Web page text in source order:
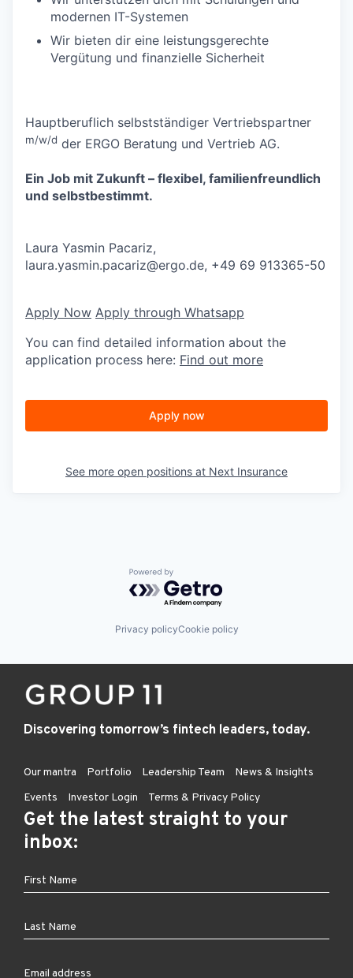
modernen IT-Systemen
Wir bieten dir eine leistungsgerechte
Vergütung und finanzielle Sicherheit
Hauptberuflich selbstständiger Vertriebspartner
m/w/d der ERGO Beratung und Vertrieb AG.
Ein Job mit Zukunft – flexibel, familienfreundlich
und selbstbestimmt.
Laura Yasmin Pacariz,
laura.yasmin.pacariz@ergo.de, +49 69 913365-50
Apply Now Apply through Whatsapp
You can find detailed information about the
application process here: Find out more
Apply now
See more open positions at Next Insurance
Powered by Getro.com
Privacy policyCookie policy
Discovering tomorrow’s fintech leaders, today.
Our mantra Portfolio Leadership Team
News & Insights
Events
Investor Login Terms & Privacy Policy
Get the latest straight to your
inbox: